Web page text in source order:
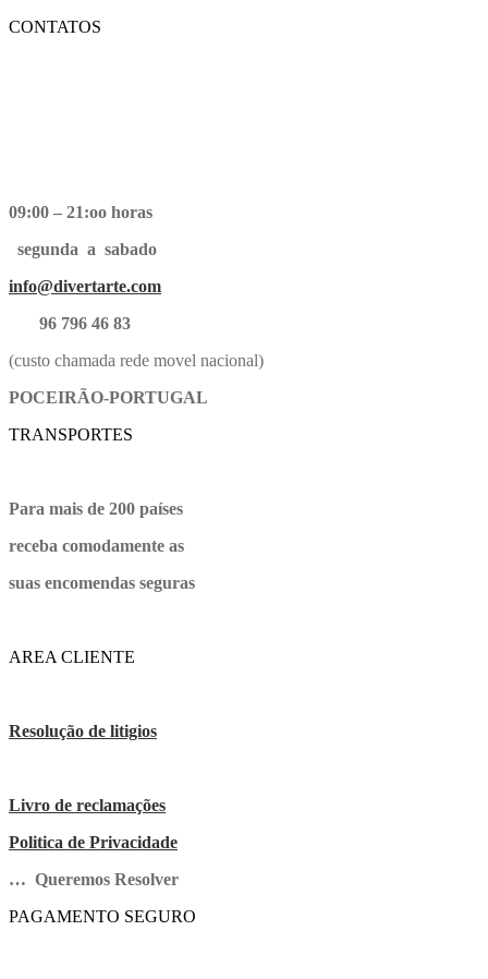
CONTATOS
09:00 – 21:oo horas
segunda a sabado
info@divertarte.com
96 796 46 83
(custo chamada rede movel nacional)
POCEIRÃO-PORTUGAL
TRANSPORTES
Para mais de 200 países
receba comodamente as
suas encomendas seguras
AREA CLIENTE
Resolução de litigios
Livro de reclamações
Politica de Privacidade
… Queremos Resolver
PAGAMENTO SEGURO